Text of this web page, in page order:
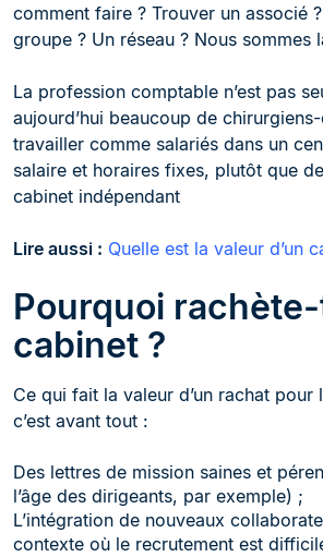
comment faire ? Trouver un associé
groupe ? Un réseau ? Nous sommes
La profession comptable n’est pas
aujourd’hui beaucoup de
travailler comme salariés dans un
salaire et horaires fixes, plutôt que
cabinet indépendant
Lire aussi : Quelle est la valeur d’un
Pourquoi
cabinet ?
Ce qui fait la valeur d’un rachat pour
c’est avant tout :
Des lettres de mission saines et
l’âge des dirigeants, par exemple) ;
L’intégration de nouveaux
contexte où le recrutement est